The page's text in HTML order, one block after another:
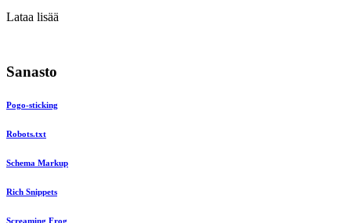
Lataa lisää
Sanasto
Pogo-sticking
Robots.txt
Schema Markup
Rich Snippets
Screaming Frog